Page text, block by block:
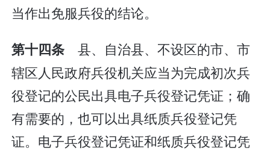
当作出免服兵役的结论。
第十四条县、自治县、不设区的市、市
辖区人民政府兵役机关应当为完成初次兵
役登记的公民出具电子兵役登记凭证；确
有需要的，也可以出具纸质兵役登记凭
证。电子兵役登记凭证和纸质兵役登记凭